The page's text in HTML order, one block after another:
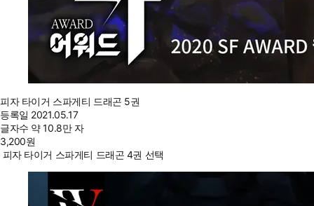
피자 타이거 스파게티 드래곤 5권
등록일 2021.05.17
글자수 약 10.8만 자
3,200원
피자 타이거 스파게티 드래곤 4권 선택